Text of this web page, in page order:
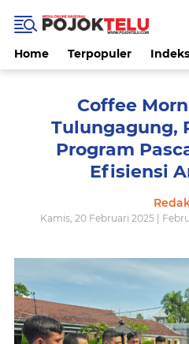
Home Terpopuler Indeks
Coffee
Tulungagung,
Program
Efisiensi
Kamis, 20 Februari 2025 |